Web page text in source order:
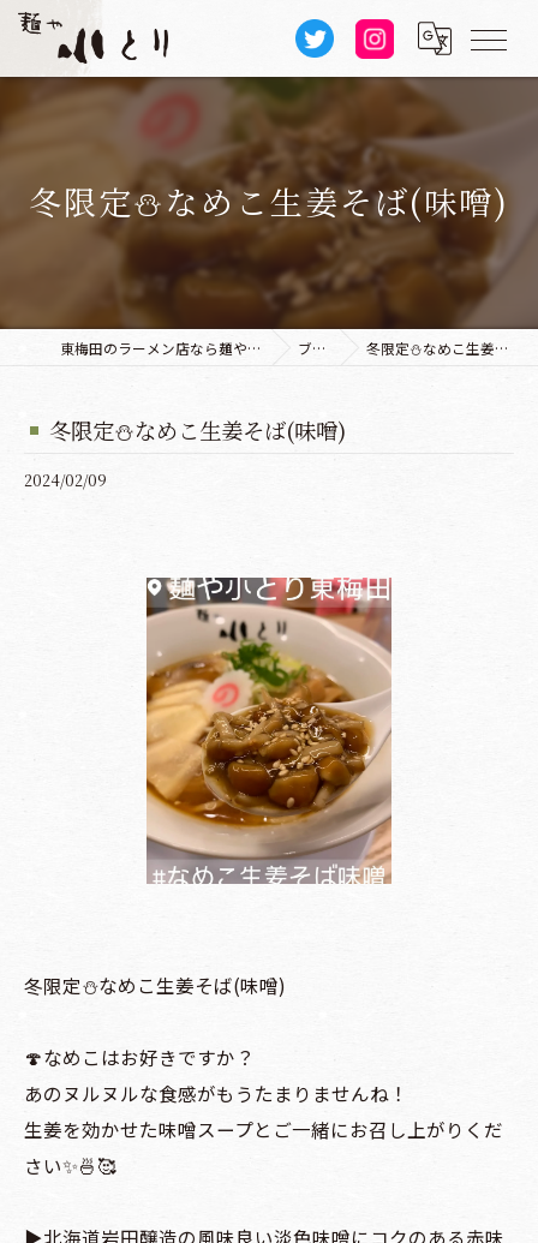
冬限定⛄なめこ生姜そば(味噌)
東梅田のラーメン店なら麺や 小とり 本店 ブログ 冬限定⛄なめこ生姜そば(味噌)
冬限定⛄なめこ生姜そば(味噌)
2024/02/09
冬限定⛄なめこ生姜そば(味噌)
🍄なめこはお好きですか？
あのヌルヌルな食感がもうたまりませんね！
生姜を効かせた味噌スープとご一緒にお召し上がりくだ
さい✨🍜🥰
▶️北海道岩田醸造の風味良い淡色味噌にコクのある赤味